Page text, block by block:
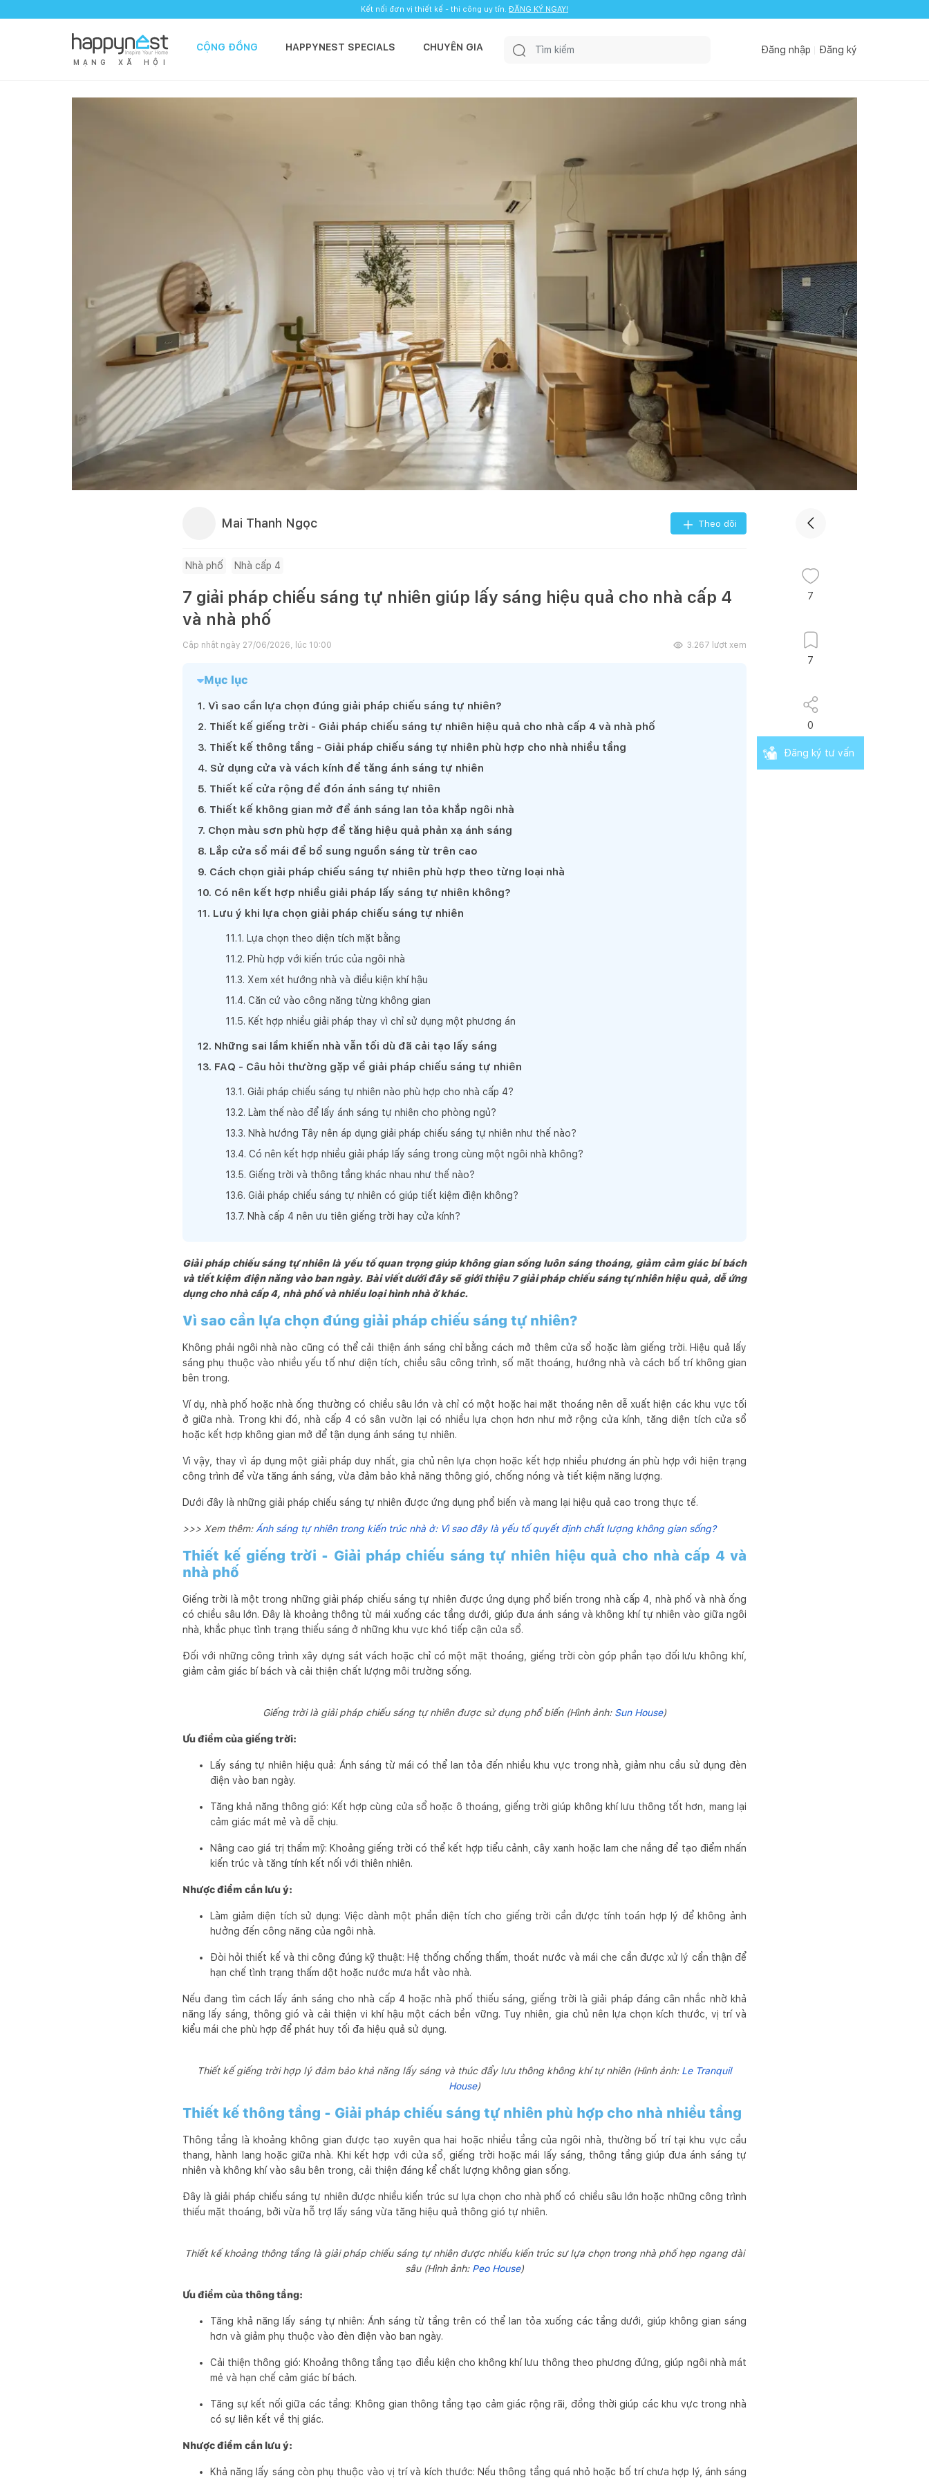
Kết nối đơn vị thiết kế - thi công uy tín. ĐĂNG KÝ NGAY!
M Ạ N G X Ã H Ộ I
CỘNG ĐỒNG HAPPYNEST SPECIALS CHUYÊN GIA Đăng nhập Đăng ký
Mai Thanh Ngọc Theo dõi
Nhà phố Nhà cấp 4
7 giải pháp chiếu sáng tự nhiên giúp lấy sáng hiệu quả cho nhà cấp 4
và nhà phố
Cập nhật ngày 27/06/2026, lúc 10:00 3.267 lượt xem
Mục lục
1. Vì sao cần lựa chọn đúng giải pháp chiếu sáng tự nhiên?
2. Thiết kế giếng trời - Giải pháp chiếu sáng tự nhiên hiệu quả cho nhà cấp 4 và nhà phố
3. Thiết kế thông tầng - Giải pháp chiếu sáng tự nhiên phù hợp cho nhà nhiều tầng
4. Sử dụng cửa và vách kính để tăng ánh sáng tự nhiên
5. Thiết kế cửa rộng để đón ánh sáng tự nhiên
6. Thiết kế không gian mở để ánh sáng lan tỏa khắp ngôi nhà
7. Chọn màu sơn phù hợp để tăng hiệu quả phản xạ ánh sáng
8. Lắp cửa sổ mái để bổ sung nguồn sáng từ trên cao
9. Cách chọn giải pháp chiếu sáng tự nhiên phù hợp theo từng loại nhà
10. Có nên kết hợp nhiều giải pháp lấy sáng tự nhiên không?
11. Lưu ý khi lựa chọn giải pháp chiếu sáng tự nhiên
11 .1 . Lựa chọn theo diện tích mặt bằng
11 .2. Phù hợp với kiến trúc của ngôi nhà
11 .3. Xem xét hướng nhà và điều kiện khí hậu
11 .4. Căn cứ vào công năng từng không gian
11 .5. Kết hợp nhiều giải pháp thay vì chỉ sử dụng một phương án
12. Những sai lầm khiến nhà vẫn tối dù đã cải tạo lấy sáng
13. FAQ - Câu hỏi thường gặp về giải pháp chiếu sáng tự nhiên
13.1 . Giải pháp chiếu sáng tự nhiên nào phù hợp cho nhà cấp 4?
13.2. Làm thế nào để lấy ánh sáng tự nhiên cho phòng ngủ?
13.3. Nhà hướng Tây nên áp dụng giải pháp chiếu sáng tự nhiên như thế nào?
13.4. Có nên kết hợp nhiều giải pháp lấy sáng trong cùng một ngôi nhà không?
13.5. Giếng trời và thông tầng khác nhau như thế nào?
13.6. Giải pháp chiếu sáng tự nhiên có giúp tiết kiệm điện không?
13.7. Nhà cấp 4 nên ưu tiên giếng trời hay cửa kính?
Giải pháp chiếu sáng tự nhiên là yếu tố quan trọng giúp không gian sống luôn sáng thoáng, giảm cảm giác bí bách
và tiết kiệm điện năng vào ban ngày. Bài viết dưới đây sẽ giới thiệu 7 giải pháp chiếu sáng tự nhiên hiệu quả, dễ ứng
dụng cho nhà cấp 4, nhà phố và nhiều loại hình nhà ở khác.
Vì sao cần lựa chọn đúng giải pháp chiếu sáng tự nhiên?
Không phải ngôi nhà nào cũng có thể cải thiện ánh sáng chỉ bằng cách mở thêm cửa sổ hoặc làm giếng trời. Hiệu quả lấy
sáng phụ thuộc vào nhiều yếu tố như diện tích, chiều sâu công trình, số mặt thoáng, hướng nhà và cách bố trí không gian
bên trong.
Ví dụ, nhà phố hoặc nhà ống thường có chiều sâu lớn và chỉ có một hoặc hai mặt thoáng nên dễ xuất hiện các khu vực tối
ở giữa nhà. Trong khi đó, nhà cấp 4 có sân vườn lại có nhiều lựa chọn hơn như mở rộng cửa kính, tăng diện tích cửa sổ
hoặc kết hợp không gian mở để tận dụng ánh sáng tự nhiên.
Vì vậy, thay vì áp dụng một giải pháp duy nhất, gia chủ nên lựa chọn hoặc kết hợp nhiều phương án phù hợp với hiện trạng
công trình để vừa tăng ánh sáng, vừa đảm bảo khả năng thông gió, chống nóng và tiết kiệm năng lượng.
Dưới đây là những giải pháp chiếu sáng tự nhiên được ứng dụng phổ biến và mang lại hiệu quả cao trong thực tế.
>>> Xem thêm: Ánh sáng tự nhiên trong kiến trúc nhà ở: Vì sao đây là yếu tố quyết định chất lượng không gian sống?
Thiết kế giếng trời - Giải pháp chiếu sáng tự nhiên hiệu quả cho nhà cấp 4 và
nhà phố
Giếng trời là một trong những giải pháp chiếu sáng tự nhiên được ứng dụng phổ biến trong nhà cấp 4, nhà phố và nhà ống
có chiều sâu lớn. Đây là khoảng thông từ mái xuống các tầng dưới, giúp đưa ánh sáng và không khí tự nhiên vào giữa ngôi
nhà, khắc phục tình trạng thiếu sáng ở những khu vực khó tiếp cận cửa sổ.
Đối với những công trình xây dựng sát vách hoặc chỉ có một mặt thoáng, giếng trời còn góp phần tạo đối lưu không khí,
giảm cảm giác bí bách và cải thiện chất lượng môi trường sống.
Giếng trời là giải pháp chiếu sáng tự nhiên được sử dụng phổ biến (Hình ảnh: Sun House)
Ưu điểm của giếng trời:
Lấy sáng tự nhiên hiệu quả: Ánh sáng từ mái có thể lan tỏa đến nhiều khu vực trong nhà, giảm nhu cầu sử dụng đèn
điện vào ban ngày.
Tăng khả năng thông gió: Kết hợp cùng cửa sổ hoặc ô thoáng, giếng trời giúp không khí lưu thông tốt hơn, mang lại
cảm giác mát mẻ và dễ chịu.
Nâng cao giá trị thẩm mỹ: Khoảng giếng trời có thể kết hợp tiểu cảnh, cây xanh hoặc lam che nắng để tạo điểm nhấn
kiến trúc và tăng tính kết nối với thiên nhiên.
Nhược điểm cần lưu ý:
Làm giảm diện tích sử dụng: Việc dành một phần diện tích cho giếng trời cần được tính toán hợp lý để không ảnh
hưởng đến công năng của ngôi nhà.
Đòi hỏi thiết kế và thi công đúng kỹ thuật: Hệ thống chống thấm, thoát nước và mái che cần được xử lý cẩn thận để
hạn chế tình trạng thấm dột hoặc nước mưa hắt vào nhà.
Nếu đang tìm cách lấy ánh sáng cho nhà cấp 4 hoặc nhà phố thiếu sáng, giếng trời là giải pháp đáng cân nhắc nhờ khả
năng lấy sáng, thông gió và cải thiện vi khí hậu một cách bền vững. Tuy nhiên, gia chủ nên lựa chọn kích thước, vị trí và
kiểu mái che phù hợp để phát huy tối đa hiệu quả sử dụng.
Thiết kế giếng trời hợp lý đảm bảo khả năng lấy sáng và thúc đẩy lưu thông không khí tự nhiên (Hình ảnh: Le Tranquil
House)
Thiết kế thông tầng - Giải pháp chiếu sáng tự nhiên phù hợp cho nhà nhiều tầng
Thông tầng là khoảng không gian được tạo xuyên qua hai hoặc nhiều tầng của ngôi nhà, thường bố trí tại khu vực cầu
thang, hành lang hoặc giữa nhà. Khi kết hợp với cửa sổ, giếng trời hoặc mái lấy sáng, thông tầng giúp đưa ánh sáng tự
nhiên và không khí vào sâu bên trong, cải thiện đáng kể chất lượng không gian sống.
Đây là giải pháp chiếu sáng tự nhiên được nhiều kiến trúc sư lựa chọn cho nhà phố có chiều sâu lớn hoặc những công trình
thiếu mặt thoáng, bởi vừa hỗ trợ lấy sáng vừa tăng hiệu quả thông gió tự nhiên.
Thiết kế khoảng thông tầng là giải pháp chiếu sáng tự nhiên được nhiều kiến trúc sư lựa chọn trong nhà phố hẹp ngang dài
sâu (Hình ảnh: Peo House)
Ưu điểm của thông tầng:
Tăng khả năng lấy sáng tự nhiên: Ánh sáng từ tầng trên có thể lan tỏa xuống các tầng dưới, giúp không gian sáng
hơn và giảm phụ thuộc vào đèn điện vào ban ngày.
Cải thiện thông gió: Khoảng thông tầng tạo điều kiện cho không khí lưu thông theo phương đứng, giúp ngôi nhà mát
mẻ và hạn chế cảm giác bí bách.
Tăng sự kết nối giữa các tầng: Không gian thông tầng tạo cảm giác rộng rãi, đồng thời giúp các khu vực trong nhà
có sự liên kết về thị giác.
Nhược điểm cần lưu ý:
Khả năng lấy sáng còn phụ thuộc vào vị trí và kích thước: Nếu thông tầng quá nhỏ hoặc bố trí chưa hợp lý, ánh sáng
7
7
0
Đăng ký tư vấn